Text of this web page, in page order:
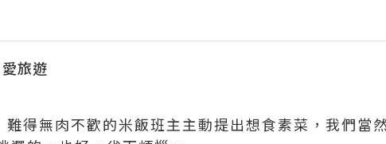
旅遊
得無肉不歡的米飯班主主動提出想食素菜，我們當